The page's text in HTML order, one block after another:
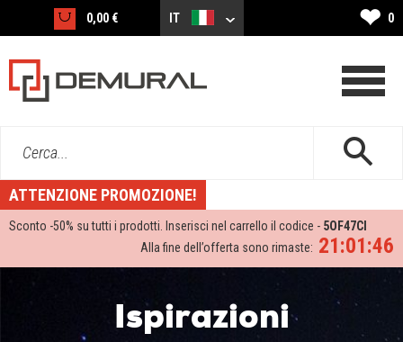
0,00 € IT ❤ 0
Cerca...
ATTENZIONE PROMOZIONE!
Sconto -50% su tutti i prodotti. Inserisci nel carrello il codice - 5OF47CI
21:01:46
Alla fine dell’offerta sono rimaste:
Ispirazioni